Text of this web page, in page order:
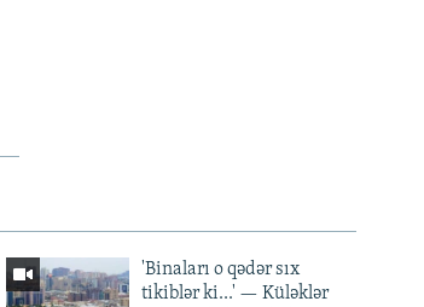
'Binaları o qədər sıx
tikiblər ki...' — Küləklər